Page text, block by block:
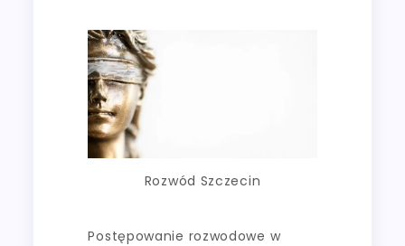
Rozwód Szczecin
Postępowanie rozwodowe w